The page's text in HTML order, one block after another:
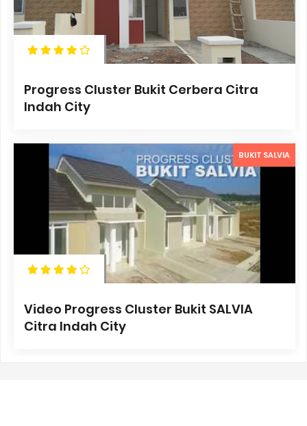
Progress Cluster Bukit Cerbera Citra
Indah City
BUKIT SALVIA
Video Progress Cluster Bukit SALVIA
Citra Indah City